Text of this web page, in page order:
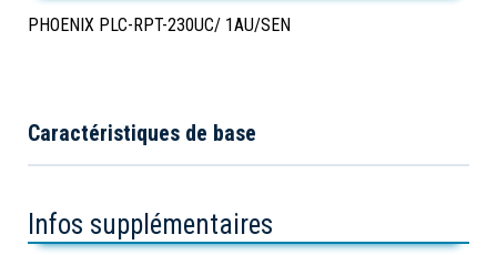
PHOENIX PLC-RPT-230UC/ 1AU/SEN
Caractéristiques de base
Infos supplémentaires